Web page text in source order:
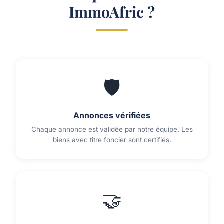
ImmoAfric ?
🛡️
Annonces vérifiées
Chaque annonce est validée par notre équipe. Les
biens avec titre foncier sont certifiés.
🤝